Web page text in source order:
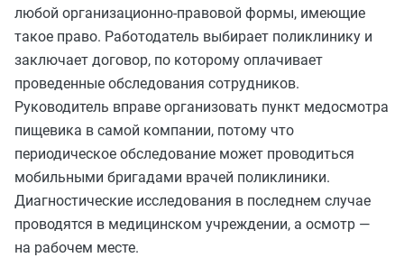
любой организационно-правовой формы, имеющие
такое право. Работодатель выбирает поликлинику и
заключает договор, по которому оплачивает
проведенные обследования сотрудников.
Руководитель вправе организовать пункт медосмотра
пищевика в самой компании, потому что
периодическое обследование может проводиться
мобильными бригадами врачей поликлиники.
Диагностические исследования в последнем случае
проводятся в медицинском учреждении, а осмотр —
на рабочем месте.